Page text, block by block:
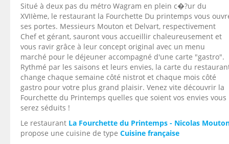
Situé à deux pas du métro Wagram en plein c�?ur du
XVIIème, le restaurant la Fourchette Du printemps vous
ses portes. Messieurs Mouton et Delvart, respectivement
Chef et gérant, sauront vous accueillir chaleureusement et
vous ravir grâce à leur concept original avec un menu
marché pour le déjeuner accompagné d'une carte "gastro".
Rythmé par les saisons et leurs envies, la carte du
change chaque semaine côté nistrot et chaque mois côté
gastro pour votre plus grand plaisir. Venez vite découvrir la
Fourchette du Printemps quelles que soient vos envies vous
serez séduits !
Le restaurant La Fourchette du Printemps - Nicolas
propose une cuisine de type Cuisine française